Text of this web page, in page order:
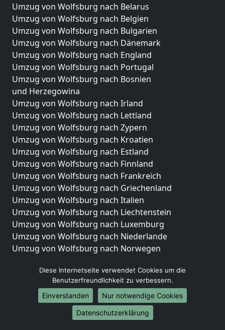
Umzug von Wolfsburg nach Belarus
Umzug von Wolfsburg nach Belgien
Umzug von Wolfsburg nach Bulgarien
Umzug von Wolfsburg nach Dänemark
Umzug von Wolfsburg nach England
Umzug von Wolfsburg nach Portugal
Umzug von Wolfsburg nach Bosnien
und Herzegowina
Umzug von Wolfsburg nach Irland
Umzug von Wolfsburg nach Lettland
Umzug von Wolfsburg nach Zypern
Umzug von Wolfsburg nach Kroatien
Umzug von Wolfsburg nach Estland
Umzug von Wolfsburg nach Finnland
Umzug von Wolfsburg nach Frankreich
Umzug von Wolfsburg nach Griechenland
Umzug von Wolfsburg nach Italien
Umzug von Wolfsburg nach Liechtenstein
Umzug von Wolfsburg nach Luxemburg
Umzug von Wolfsburg nach Niederlande
Umzug von Wolfsburg nach Norwegen
Umzüge-Deutschlandweit
Umzug von Wolfsburg nach Berlin
Umzug von Wolfsburg nach Hamburg
Umzug von Wolfsburg nach München
Umzug von Wolfsburg nach Köln
Diese Internetseite verwendet Cookies um die
Benutzerfreundlichkeit zu verbessern.
Einverstanden
Nur notwendige Cookies
Datenschutzerklärung